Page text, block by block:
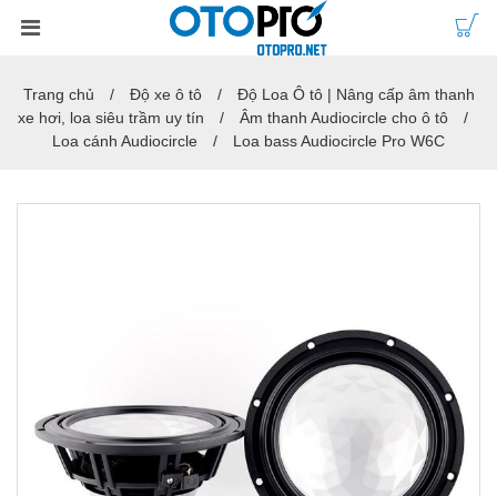
Trang chủ Độ xe ô tô
Độ Loa Ô tô | Nâng cấp âm thanh
xe hơi, loa siêu trầm uy tín
Âm thanh Audiocircle cho ô tô
Loa cánh Audiocircle
Loa bass Audiocircle Pro W6C